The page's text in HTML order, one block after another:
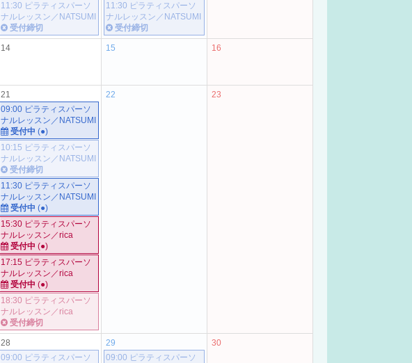
11:30 ピラティスパーソ
ナルレッスン／NATSUMI
受付締切
11:30 ピラティスパーソ
ナルレッスン／NATSUMI
受付締切
14 15 16
21
09:00 ピラティスパーソ
ナルレッスン／NATSUMI
受付中 (●)
10:15 ピラティスパーソ
ナルレッスン／NATSUMI
受付締切
11:30 ピラティスパーソ
ナルレッスン／NATSUMI
受付中 (●)
15:30 ピラティスパーソ
ナルレッスン／rica
受付中 (●)
17:15 ピラティスパーソ
ナルレッスン／rica
受付中 (●)
18:30 ピラティスパーソ
ナルレッスン／rica
受付締切
22 23
28
09:00 ピラティスパーソ
29
09:00 ピラティスパーソ
30